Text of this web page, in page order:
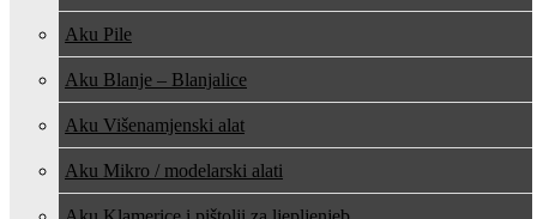
Aku Pile
Aku Blanje – Blanjalice
Aku Višenamjenski alat
Aku Mikro / modelarski alati